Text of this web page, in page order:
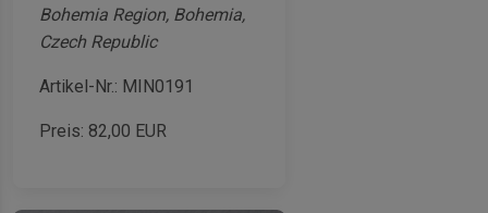
Bohemia Region, Bohemia,
Czech Republic
Artikel-Nr.: MIN0191
Preis: 82,00 EUR